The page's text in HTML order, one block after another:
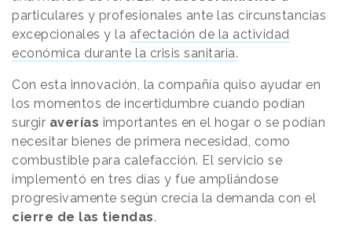
particulares y profesionales ante las circunstancias
excepcionales y la afectación de la actividad
económica durante la crisis sanitaria.
Con esta innovación, la compañía quiso ayudar en
los momentos de incertidumbre cuando podían
surgir averías importantes en el hogar o se podían
necesitar bienes de primera necesidad, como
combustible para calefacción. El servicio se
implementó en tres días y fue ampliándose
progresivamente según crecía la demanda con el
cierre de las tiendas.